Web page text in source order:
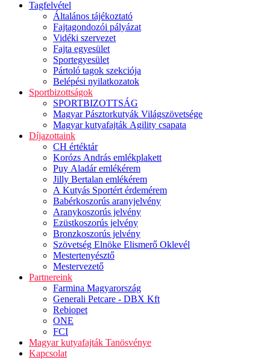
Tagfelvétel
Általános tájékoztató
Fajtagondozói pályázat
Vidéki szervezet
Fajta egyesület
Sportegyesület
Pártoló tagok szekciója
Belépési nyilatkozatok
Sportbizottságok
SPORTBIZOTTSÁG
Magyar Pásztorkutyák Világszövetsége
Magyar kutyafajták Agility csapata
Díjazottaink
CH értéktár
Korózs András emlékplakett
Puy Aladár emlékérem
Jilly Bertalan emlékérem
A Kutyás Sportért érdemérem
Babérkoszorús aranyjelvény
Aranykoszorús jelvény
Ezüstkoszorús jelvény
Bronzkoszorús jelvény
Szövetség Elnöke Elismerő Oklevél
Mestertenyésztő
Mestervezető
Partnereink
Farmina Magyarország
Generali Petcare - DBX Kft
Rebiopet
ONE
FCI
Magyar kutyafajták Tanösvénye
Kapcsolat